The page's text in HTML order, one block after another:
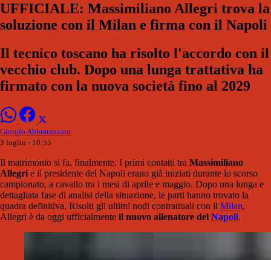
UFFICIALE: Massimiliano Allegri trova la
soluzione con il Milan e firma con il Napoli
Il tecnico toscano ha risolto l'accordo con il
vecchio club. Dopo una lunga trattativa ha
firmato con la nuova società fino al 2029
Giorgio Abbratozzato
3 luglio - 10:55
Il matrimonio si fa, finalmente. I primi contatti tra Massimiliano
Allegri e il presidente del Napoli erano già iniziati durante lo scorso
campionato, a cavallo tra i mesi di aprile e maggio. Dopo una lunga e
dettagliata fase di analisi della situazione, le parti hanno trovato la
quadra definitiva. Risolti gli ultimi nodi contrattuali con il Milan,
Allegri è da oggi ufficialmente il nuovo allenatore del Napoli.